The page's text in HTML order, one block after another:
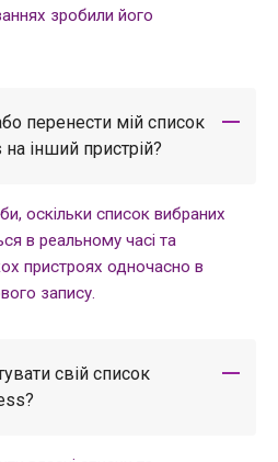
зробили його
перенести мій список
інший пристрій?
оскільки список вибраних
в реальному часі та
пристроях одночасно в
запису.
свій список